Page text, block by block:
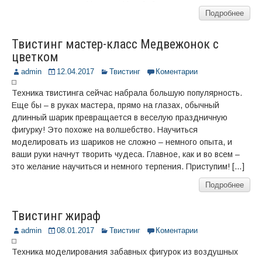
Подробнее
Твистинг мастер-класс Медвежонок с
цветком
admin 12.04.2017 Твистинг Коментарии
Техника твистинга сейчас набрала большую популярность.
Еще бы – в руках мастера, прямо на глазах, обычный
длинный шарик превращается в веселую праздничную
фигурку! Это похоже на волшебство. Научиться
моделировать из шариков не сложно – немного опыта, и
ваши руки начнут творить чудеса. Главное, как и во всем –
это желание научиться и немного терпения. Приступим! […]
Подробнее
Твистинг жираф
admin 08.01.2017 Твистинг Коментарии
Техника моделирования забавных фигурок из воздушных